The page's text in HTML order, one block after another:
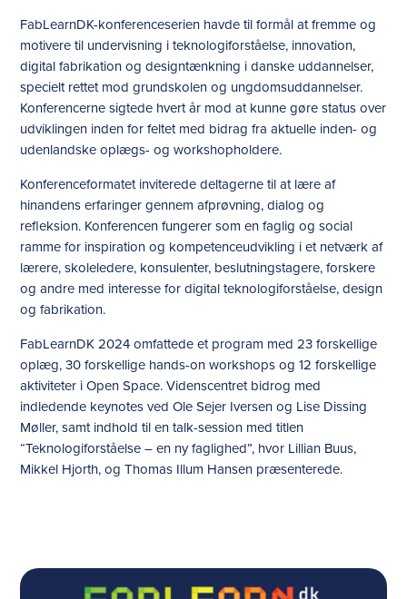
FabLearnDK-konferenceserien havde til formål at fremme og
motivere til undervisning i teknologiforståelse, innovation,
digital fabrikation og designtænkning i danske uddannelser,
specielt rettet mod grundskolen og ungdomsuddannelser.
Konferencerne sigtede hvert år mod at kunne gøre status over
udviklingen inden for feltet med bidrag fra aktuelle inden- og
udenlandske oplægs- og workshopholdere.
Konferenceformatet inviterede deltagerne til at lære af
hinandens erfaringer gennem afprøvning, dialog og
refleksion. Konferencen fungerer som en faglig og social
ramme for inspiration og kompetenceudvikling i et netværk af
lærere, skoleledere, konsulenter, beslutningstagere, forskere
og andre med interesse for digital teknologiforståelse, design
og fabrikation.
FabLearnDK 2024 omfattede et program med 23 forskellige
oplæg, 30 forskellige hands-on workshops og 12 forskellige
aktiviteter i Open Space. Videnscentret bidrog med
indledende keynotes ved Ole Sejer Iversen og Lise Dissing
Møller, samt indhold til en talk-session med titlen
“Teknologiforståelse – en ny faglighed”, hvor Lillian Buus,
Mikkel Hjorth, og Thomas Illum Hansen præsenterede.